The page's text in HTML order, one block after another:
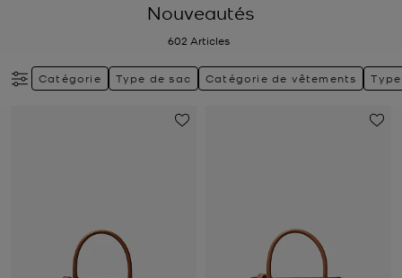
Nouveautés
602 Articles
Catégorie Type de sac Catégorie de vêtements